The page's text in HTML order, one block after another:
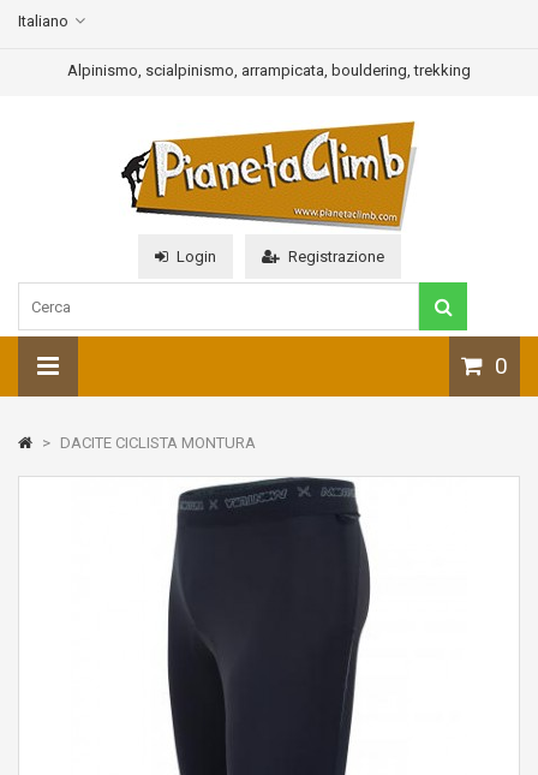
Alpinismo, scialpinismo, arrampicata, bouldering, trekking
Italiano
Login Registrazione
0
> DACITE CICLISTA MONTURA